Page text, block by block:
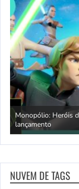
Monopólio: Heróis
lançamento
NUVEM DE TAGS